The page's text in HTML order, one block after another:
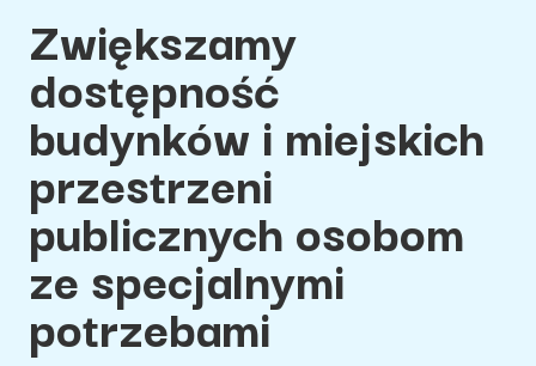
Zwiększamy
dostępność
budynków i miejskich
przestrzeni
publicznych osobom
ze specjalnymi
potrzebami